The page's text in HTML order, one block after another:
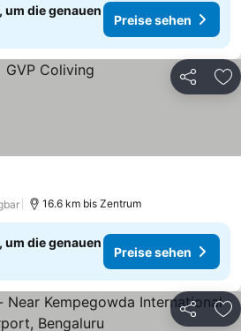
um die genauen
Preise sehen
Teilen
16.6 km bis Zentrum
um die genauen
Preise sehen
Teilen